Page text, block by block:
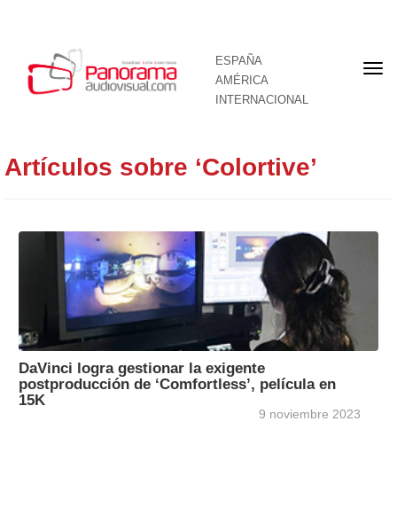
ESPAÑA
AMÉRICA
INTERNACIONAL
Artículos sobre ‘Colortive’
DaVinci logra gestionar la exigente
postproducción de ‘Comfortless’, película en
15K
9 noviembre 2023